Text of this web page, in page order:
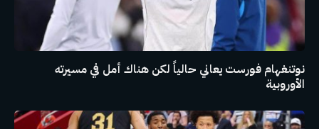
نوتنغهام فورست يعاني حالياً لكن هناك أمل في مسيرته
الأوروبية